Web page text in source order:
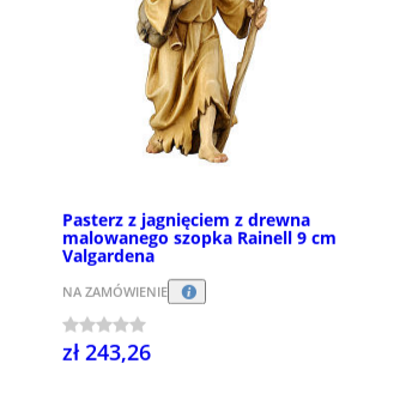
Pasterz z jagnięciem z drewna
malowanego szopka Rainell 9 cm
Valgardena
NA ZAMÓWIENIE
zł 243,26